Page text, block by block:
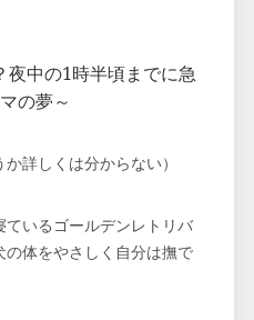
夜中の1時半頃までに急
の夢～
詳しくは分からない）
いるゴールデンレトリバ
体をやさしく自分は撫で